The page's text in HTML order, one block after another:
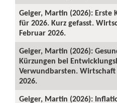
Geiger, Martin (2026): Erste
für 2026. Kurz gefasst.
Februar 2026.
Geiger, Martin (2026):
Kürzungen bei
Verwundbarsten. Wirtschaft
2026.
Geiger, Martin (2026):